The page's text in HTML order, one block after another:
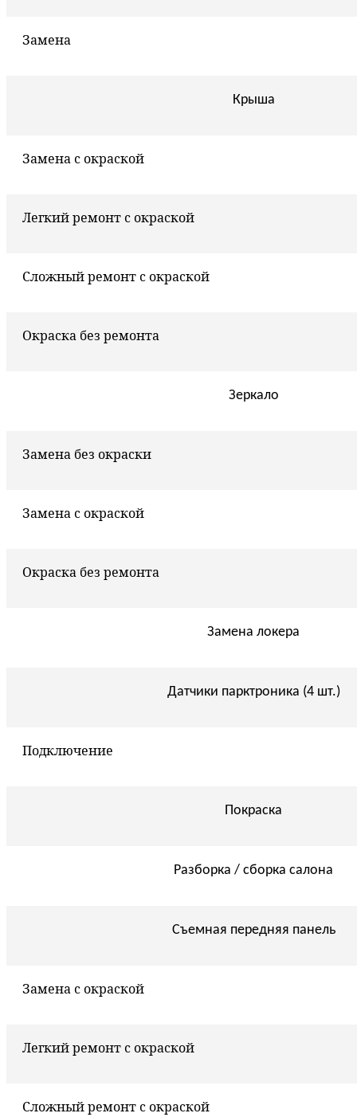
Замена
Крыша
Замена с окраской
Легкий ремонт с окраской
Сложный ремонт с окраской
Окраска без ремонта
Зеркало
Замена без окраски
Замена с окраской
Окраска без ремонта
Замена локера
Датчики парктроника (4 шт.)
Подключение
Покраска
Разборка / сборка салона
Съемная передняя панель
Замена с окраской
Легкий ремонт с окраской
Сложный ремонт с окраской